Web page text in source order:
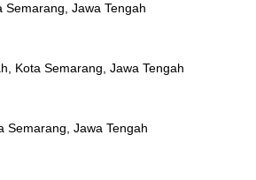
Jawa Tengah
Kota Semarang, Jawa Tengah
Semarang, Jawa Tengah